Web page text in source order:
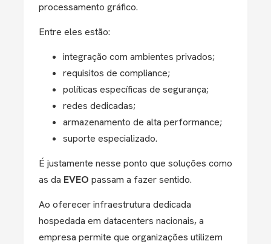
processamento gráfico.
Entre eles estão:
integração com ambientes privados;
requisitos de compliance;
políticas específicas de segurança;
redes dedicadas;
armazenamento de alta performance;
suporte especializado.
É justamente nesse ponto que soluções como
as da EVEO passam a fazer sentido.
Ao oferecer infraestrutura dedicada
hospedada em datacenters nacionais, a
empresa permite que organizações utilizem